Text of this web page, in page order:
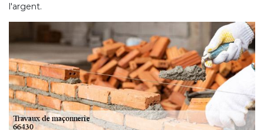
l'argent.